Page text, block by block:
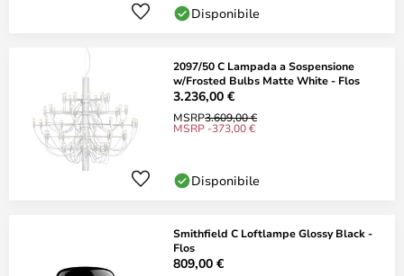
Disponibile
2097/50 C Lampada a Sospensione
w/Frosted Bulbs Matte White - Flos
3.236,00 €
MSRP3.609,00 €
MSRP -373,00 €
Disponibile
Smithfield C Loftlampe Glossy Black -
Flos
809,00 €